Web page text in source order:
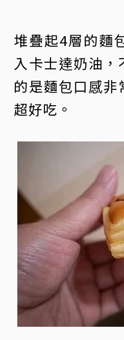
堆疊起4層的麵
入卡士達奶油
的是麵包口感非
超好吃。